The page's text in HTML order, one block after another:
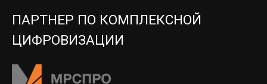
ПАРТНЕР ПО КОМПЛЕКСНОЙ
ЦИФРОВИЗАЦИИ